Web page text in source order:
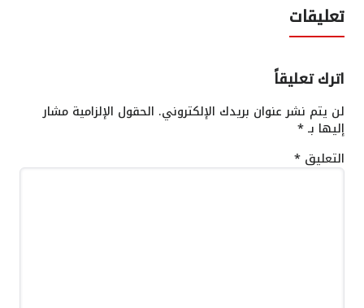
تعليقات
اترك تعليقاً
لن يتم نشر عنوان بريدك الإلكتروني. الحقول الإلزامية مشار
إليها بـ*
التعليق *